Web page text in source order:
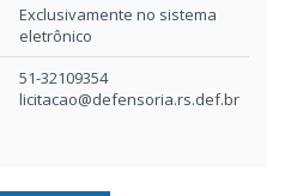
Exclusivamente no sistema
eletrônico
51-32109354
licitacao@defensoria.rs.def.br